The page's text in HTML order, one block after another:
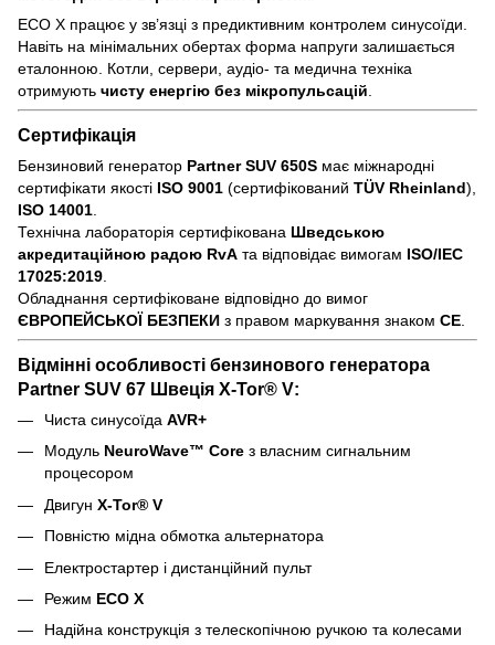
ECO X працює у зв’язці з предиктивним контролем синусоїди.
Навіть на мінімальних обертах форма напруги залишається
еталонною. Котли, сервери, аудіо- та медична техніка
отримують чисту енергію без мікропульсацій.
Сертифікація
Бензиновий генератор Partner SUV 650S має міжнародні
сертифікати якості ISO 9001 (сертифікований TÜV Rheinland),
ISO 14001
Технічна лабораторія сертифікована Шведською
акредитаційною радою RvA та відповідає вимогам ISO/IEC
17025:2019
Обладнання сертифіковане відповідно до вимог
ЄВРОПЕЙСЬКОЇ БЕЗПЕКИ з правом маркування знаком CE
Відмінні особливості бензинового генератора
Partner SUV 67 Швеція X-Tor® V:
Чиста синусоїда AVR+
Модуль NeuroWave™ Core з власним сигнальним
процесором
Двигун X-Tor® V
Повністю мідна обмотка альтернатора
Електростартер і дистанційний пульт
Режим ECO X
Надійна конструкція з телескопічною ручкою та колесами